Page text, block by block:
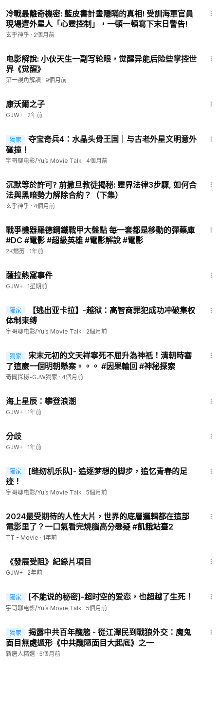
冷戰最離奇機密: 藍皮書計畫隱瞞的真相! 受訓海軍官員
現場遭外星人「心靈控制」，一頓一頓寫下末日警告!
玄乎神乎 · 2個月前
电影解說: 小伙天生一副写轮眼，觉醒异能后险些掌控世
界《觉醒》
第一視角解讀 · 9個月前
康沃爾之子
GJW+ · 2年前
獨家
夺宝奇兵4：水晶头骨王国｜与古老外星文明意外
碰撞！
宇哥聊电影/Yu’s Movie Talk · 4個月前
沉默等於許可? 前撒旦教徒揭秘: 靈界法律3步驟, 如何合
法與黑暗勢力解除合約？（下集）
玄乎神乎 · 4個月前
戰爭機器羅德鋼鐵戰甲大盤點 每一套都是移動的彈藥庫
#DC #電影 #超級英雄 #電影解說 #電影
2K燃剪 · 1年前
薩拉熱窩事件
GJW+ · 1星期前
會員專享
獨家
【逃出亚卡拉】-越狱：高智商罪犯成功冲破集权
体制束缚
宇哥聊电影/Yu’s Movie Talk · 2個月前
獨家
宋末元初的文天祥寧死不屈升為神祇！清朝時審
了這麼一個明朝懸案。。。 #因果輪回 #神秘探索
奇聞探秘-GJW獨家 · 4個月前
海上星辰：攀登浪潮
GJW+ · 1年前
分歧
GJW+ · 1年前
獨家
[缝纫机乐队]- 追逐梦想的脚步，追忆青春的足
迹！
宇哥聊电影/Yu’s Movie Talk · 5個月前
2024最受期待的人性大片，世界的底層邏輯都在這部
電影里了？一口氣看完燒腦高分懸疑 #飢餓站臺2
TT - Movie · 1年前
《發展受阻》紀錄片項目
GJW+ · 2年前
獨家 [不能说的秘密]-超时空的爱恋，也超越了生死！
宇哥聊电影/Yu’s Movie Talk · 5個月前
獨家
揭露中共百年醜態 - 從江澤民到戰狼外交：魔鬼
面目無處遁形《中共醜陋面目大起底》之一
新唐人精選 · 5個月前